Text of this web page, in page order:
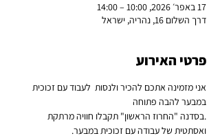
17 באפר׳ 2026, 10:00 – 14:00
דרך השלום 16, נהריה, ישראל
פרטי האירוע
אני מזמינה אתכם להכיר ולנסות  לעבוד עם זכוכית
במבער להבה פתוחה
.בסדנה "החרוז הראשון" תקבלו חוויה מרתקת
ואסתטית של עבודה עם זכוכית במבער.